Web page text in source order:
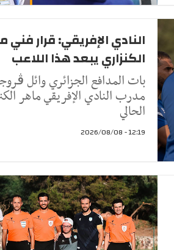
النادي الإفريقي: قرار فني
الكنزاري يبعد هذا اللاعب
بات المدافع الجزائري وائل
مدرب النادي الإفريقي ماهر
الحالي
12:19 - 2026/08/08